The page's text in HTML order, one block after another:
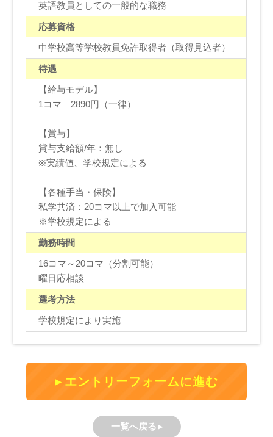
英語教員としての一般的な職務
応募資格
中学校高等学校教員免許取得者（取得見込者）
待遇
【給与モデル】
1コマ 2890円（一律）
【賞与】
賞与支給額/年：無し
※実績値、学校規定による
【各種手当・保険】
私学共済：20コマ以上で加入可能
※学校規定による
勤務時間
16コマ～20コマ（分割可能）
曜日応相談
選考方法
学校規定により実施
エントリーフォームに進む
一覧へ戻る